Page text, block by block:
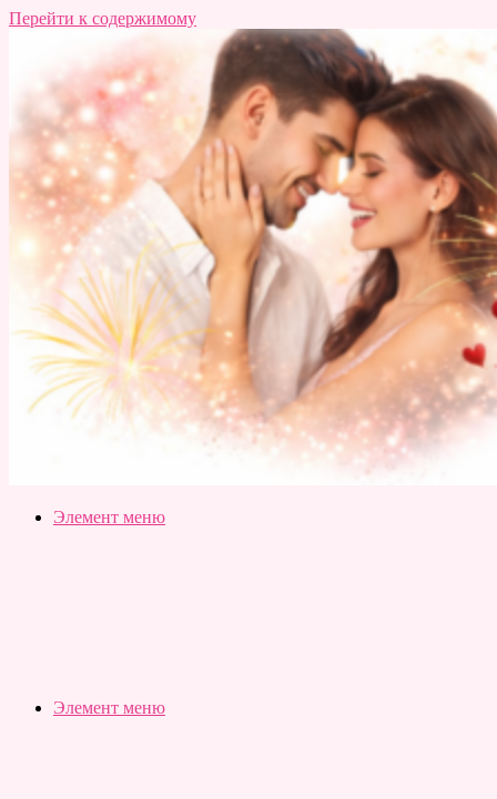
Перейти к содержимому
Slubovju.ru
Бесплатные
Элемент меню
Элемент меню